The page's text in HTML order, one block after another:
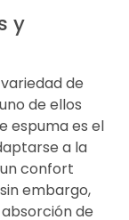
y
de
de ellos
espuma es el
a la
confort
embargo,
de